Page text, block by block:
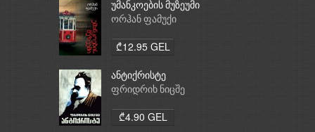
უმანკოების მუზეუმი
ორჰან ფამუქი
₾12.95 GEL
ანტიქრისტე
ფრიდრიხ ნიცშე
₾4.90 GEL